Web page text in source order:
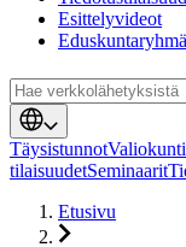
Esittelyvideot
Täysistunnot
tilaisuudetSeminaarit
Etusivu